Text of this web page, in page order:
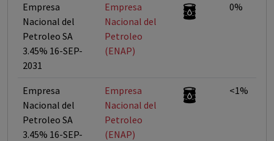
Empresa
Nacional del
Petroleo SA
3.45% 16-SEP-
2031
Empresa
Nacional del
Petroleo
(ENAP)
0%
Empresa
Nacional del
Petroleo SA
3.45% 16-SEP-
Empresa
Nacional del
Petroleo
(ENAP)
<1%